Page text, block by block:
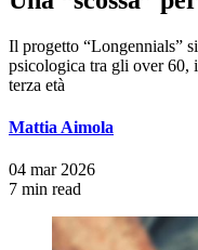
Il progetto “Longennials”
psicologica tra gli over 60,
terza età
Mattia Aimola
04 mar 2026
7 min read